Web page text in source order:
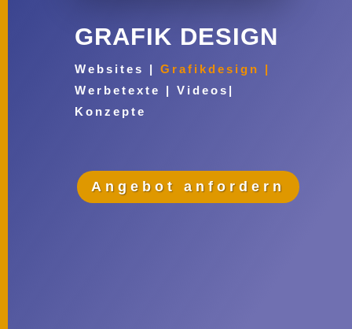
GRAFIK DESIGN
Websites | Grafikdesign |
Werbetexte | Videos|
Konzepte
Angebot anfordern